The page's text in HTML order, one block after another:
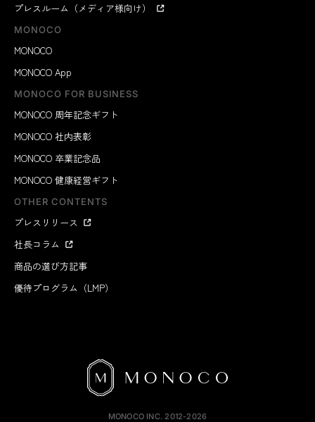
プレスルーム（メディア様向け）
MONOCO
MONOCO
MONOCO App
MONOCO FOR BUSINESS
MONOCO 周年記念ギフト
MONOCO 社内表彰
MONOCO 卒業記念品
MONOCO 健康経営ギフト
OTHER CONTENTS
プレスリリース
社長コラム
商品の選び方記事
優待プログラム（LMP）
MONOCO INC. 2012-2026